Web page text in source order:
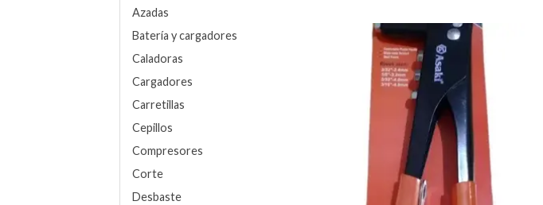
Azadas
Batería y cargadores
Caladoras
Cargadores
Carretillas
Cepillos
Compresores
Corte
Desbaste
Añadir
lista de
deseos